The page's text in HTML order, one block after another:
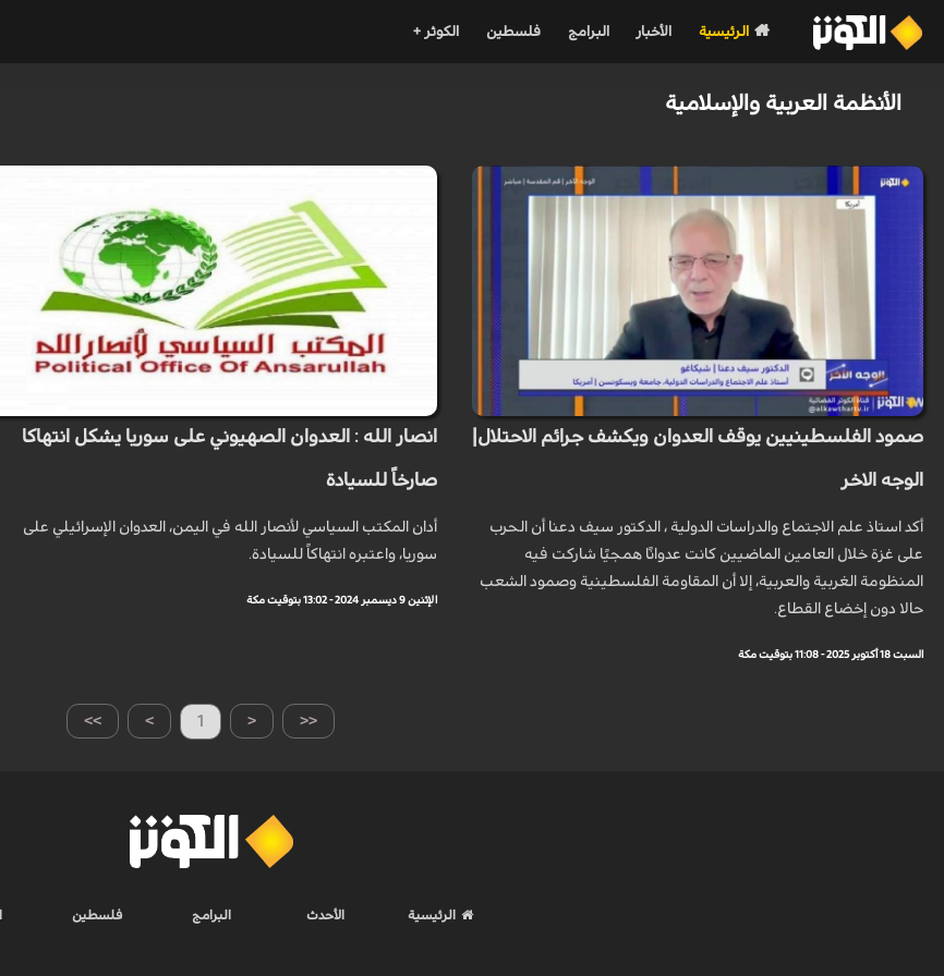
الرئيسية الأخبار البرامج فلسطين الكوثر +
الأنظمة العربية والإسلامية
صمود الفلسطينيين يوقف العدوان ويكشف جرائم الاحتلال|
الوجه الاخر
أكد استاذ علم الاجتماع والدراسات الدولية ، الدكتور سيف دعنا أن الحرب
على غزة خلال العامين الماضيين كانت عدوانًا همجيًا شاركت فيه
المنظومة الغربية والعربية، إلا أن المقاومة الفلسطينية وصمود الشعب
حالا دون إخضاع القطاع.
السبت 18 أكتوبر 2025 - 11:08 بتوقيت مكة
انصار الله : العدوان الصهيوني على سوريا يشكل انتهاكا
صارخاً للسيادة
أدان المكتب السياسي لأنصار الله في اليمن، العدوان الإسرائيلي على
سوريا، واعتبره انتهاكاً للسيادة.
الإثنين 9 ديسمبر 2024 - 13:02 بتوقيت مكة
>> > 1 < <<
الرئيسية الأحدث البرامج فلسطين